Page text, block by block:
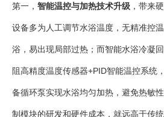
第一， 智能温控与加热技术升级 ，带来
设备多为人工调节水浴温度，无精准控
浴，易出现局部过热；而智能水浴冷凝
阻高精度温度传感器+PID智能温控系统
备循环泵实现水浴均匀加热，避免热敏
制模块的研发和硬件成本，就远高于传